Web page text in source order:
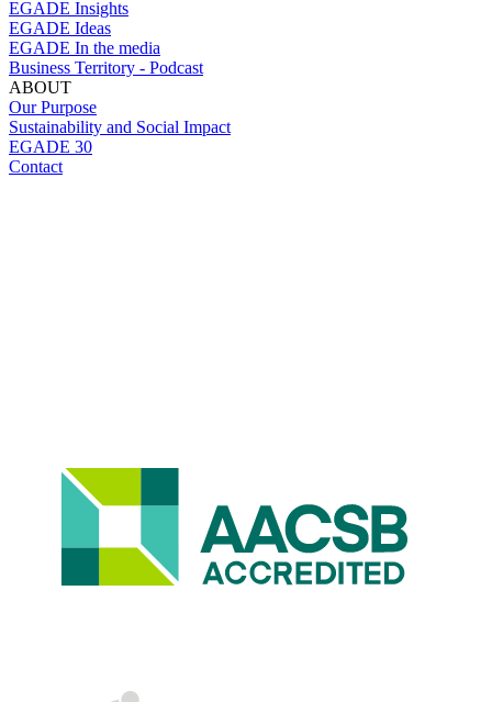
EGADE Insights
EGADE Ideas
EGADE In the media
Business Territory - Podcast
ABOUT
Our Purpose
Sustainability and Social Impact
EGADE 30
Contact